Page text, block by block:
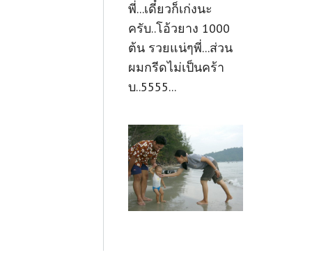
พี่...เดี๋ยวก็เก่งนะ
ครับ..โอ้วยาง 1000
ต้น รวยแน่ๆพี่...ส่วน
ผมกรีดไม่เป็นคร้า
บ..5555...